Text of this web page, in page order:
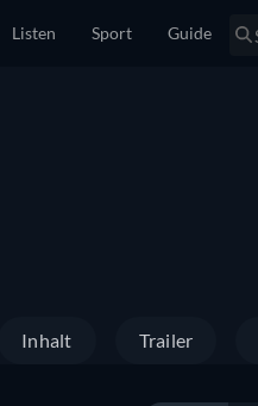
Listen Sport Guide
Inhalt Trailer